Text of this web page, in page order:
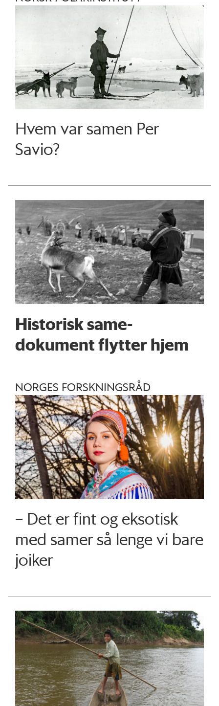
Hvem var samen Per
Savio?
Historisk same­
dokument flytter hjem
NORGES FORSKNINGSRÅD
– Det er fint og eksotisk
med samer så lenge vi bare
joiker